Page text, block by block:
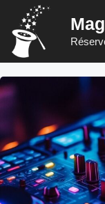
contenu